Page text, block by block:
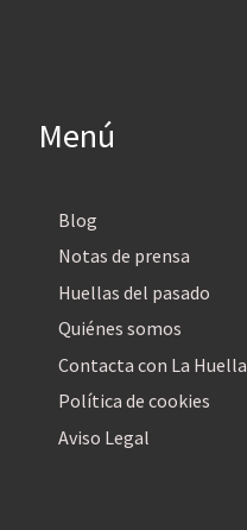
Menú
Blog
Notas de prensa
Huellas del pasado
Quiénes somos
Contacta con La Huella
Política de cookies
Aviso Legal